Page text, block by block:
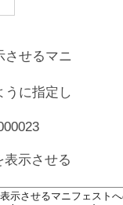
させるマニ
うに指定し
示させる